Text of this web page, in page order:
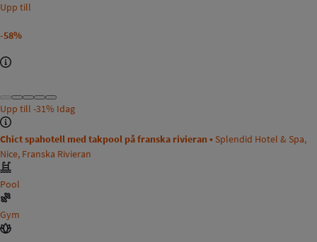
Upp till
-58%
Upp till -31% Idag
Chict spahotell med takpool på franska rivieran • Splendid Hotel & Spa,
Nice, Franska Rivieran
Pool
Gym